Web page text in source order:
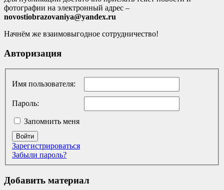
фотографии на электронный адрес –
novostiobrazovaniya@yandex.ru
Начнём же взаимовыгодное сотрудничество!
Авторизация
Имя пользователя:
Пароль:
Запомнить меня
Войти
Зарегистрироваться
Забыли пароль?
Добавить материал